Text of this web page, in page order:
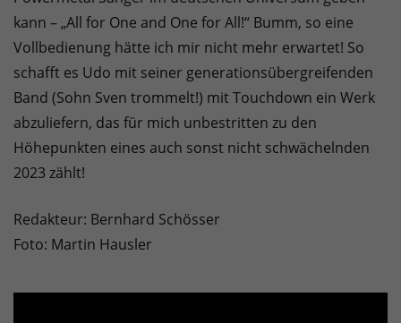
kann – „All for One and One for All!“ Bumm, so eine
Vollbedienung hätte ich mir nicht mehr erwartet! So
schafft es Udo mit seiner generationsübergreifenden
Band (Sohn Sven trommelt!) mit Touchdown ein Werk
abzuliefern, das für mich unbestritten zu den
Höhepunkten eines auch sonst nicht schwächelnden
2023 zählt!
Redakteur: Bernhard Schösser
Foto: Martin Hausler